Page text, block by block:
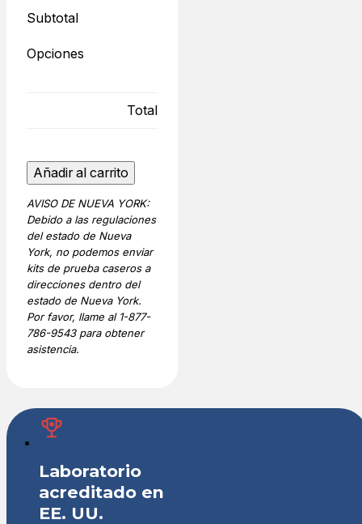
Subtotal
Opciones
Total
Home
Y-
STR
Male
DNA
Test
cantidad
Añadir al carrito
AVISO DE NUEVA YORK:
Debido a las regulaciones
del estado de Nueva
York, no podemos enviar
kits de prueba caseros a
direcciones dentro del
estado de Nueva York.
Por favor, llame al 1-877-
786-9543 para obtener
asistencia.
Laboratorio
acreditado en
EE. UU.